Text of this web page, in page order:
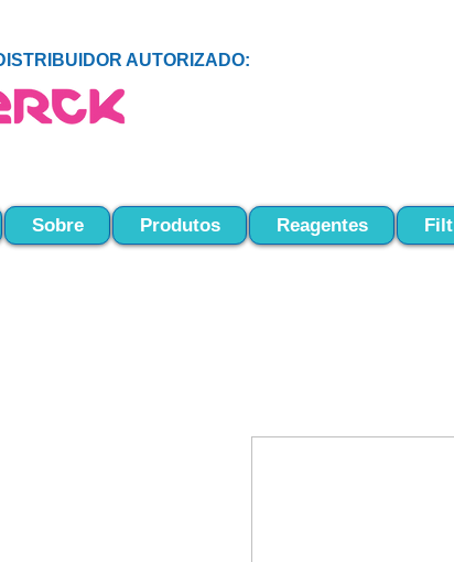
AUTORIZADO:
Sobre Produtos Reagentes